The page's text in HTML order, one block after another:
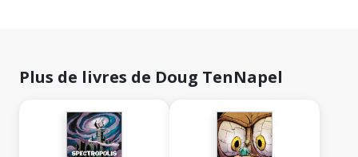
Plus de livres de Doug TenNapel